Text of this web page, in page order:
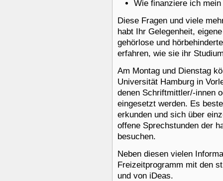
Wie finanziere ich mein
Diese Fragen und viele
habt Ihr Gelegenheit,
gehörlose und
erfahren, wie sie ihr
Am Montag und Dienstag
Universität Hamburg in
denen Schriftmittler/-innen
eingesetzt werden. Es
erkunden und sich über
offene Sprechstunden der
besuchen.
Neben diesen vielen
Freizeitprogramm mit den
und von iDeas.